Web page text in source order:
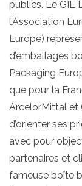
publics. Le GIE
l’Association
Europe)
d’emballages
Packaging
que pour la
ArcelorMittal et
d’orienter ses
avec pour
partenaires et
fameuse boîte